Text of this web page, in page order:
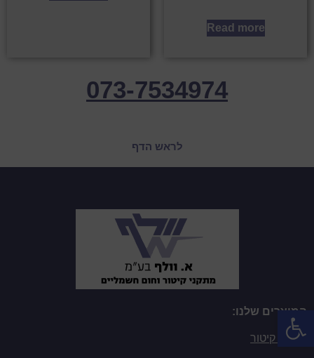
פתח סרגל נגישות
Read more
073-7534974
לראש הדף
המוצרים שלנו:
מגהצי קיטור